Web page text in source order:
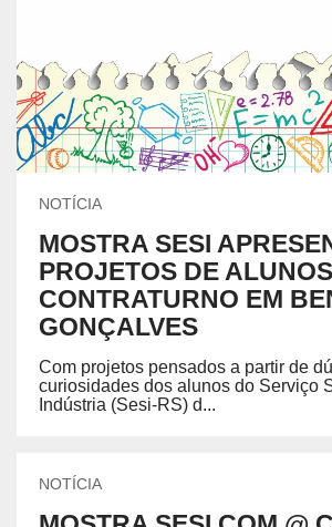
NOTÍCIA
MOSTRA SESI
PROJETOS DE
CONTRATURNO EM
GONÇALVES
Com projetos pensados a partir de
curiosidades dos alunos do Serviço
Indústria (Sesi-RS) d...
NOTÍCIA